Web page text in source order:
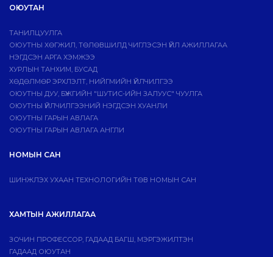
ОЮУТАН
ТАНИЛЦУУЛГА
ОЮУТНЫ ХӨГЖИЛ, ТӨЛӨВШИЛД ЧИГЛЭСЭН ҮЙЛ АЖИЛЛАГАА
НЭГДСЭН АРГА ХЭМЖЭЭ
ХУРЛЫН ТАНХИМ, БУСАД
ХӨДӨЛМӨР ЭРХЛЭЛТ, НИЙГМИЙН ҮЙЛЧИЛГЭЭ
ОЮУТНЫ ДУУ, БҮЖГИЙН "ШУТИС-ИЙН ЗАЛУУС" ЧУУЛГА
ОЮУТНЫ ҮЙЛЧИЛГЭЭНИЙ НЭГДСЭН ХУАНЛИ
ОЮУТНЫ ГАРЫН АВЛАГА
ОЮУТНЫ ГАРЫН АВЛАГА АНГЛИ
НОМЫН САН
ШИНЖЛЭХ УХААН ТЕХНОЛОГИЙН ТӨВ НОМЫН САН
ХАМТЫН АЖИЛЛАГАА
ЗОЧИН ПРОФЕССОР, ГАДААД БАГШ, МЭРГЭЖИЛТЭН
ГАДААД ОЮУТАН